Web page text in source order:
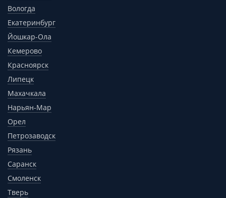
Вологда
Екатеринбург
Йошкар-Ола
Кемерово
Красноярск
Липецк
Махачкала
Нарьян-Мар
Орел
Петрозаводск
Рязань
Саранск
Смоленск
Тверь